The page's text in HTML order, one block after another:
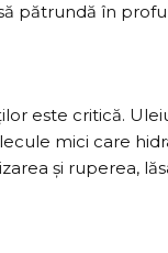
pătrundă în
este critică.
mici care
și ruperea,